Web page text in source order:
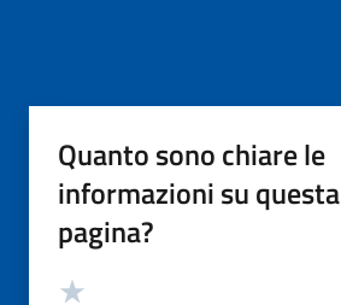
Quanto sono chiare le
informazioni su questa
pagina?
Valutazione